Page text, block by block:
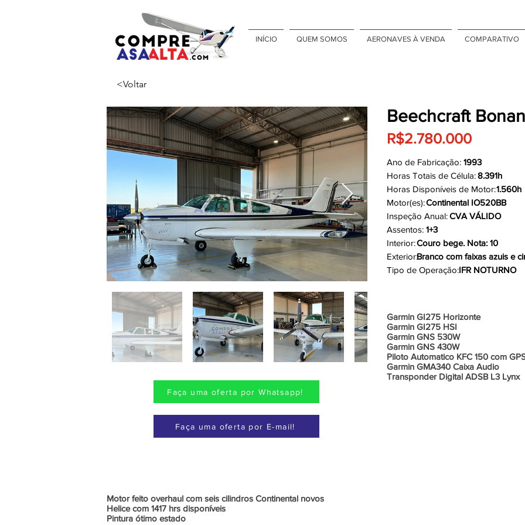
INÍCIO QUEM SOMOS AERONAVES À VENDA COMPARATIVO
<Voltar
Faça uma oferta por Whatsapp!
Beechcraft
R$2.780.000
Ano de Fabricação: 1993
Horas Totais de Célula:8.391h
Horas Disponíveis de Motor:1.560h
Motor(es):Continental IO520BB
Inspeção Anual:CVA VÁLIDO
Assentos: 1+3
Interior:Couro bege. Nota: 10
Exterior:Branco com faixas azuis e
Tipo de Operação:IFR NOTURNO
Garmin GI275 Horizonte
⁠Garmin GI275 HSI
Garmin GNS 530W
Garmin GNS 430W
Piloto Automatico KFC 150 com
Garmin GMA340 Caixa Audio
Transponder Digital ADSB L3 Lynx
Faça uma oferta por E-mail!
Motor feito overhaul com seis cilindros Continental novos
Helice com 1417 hrs disponíveis
Pintura ótimo estado